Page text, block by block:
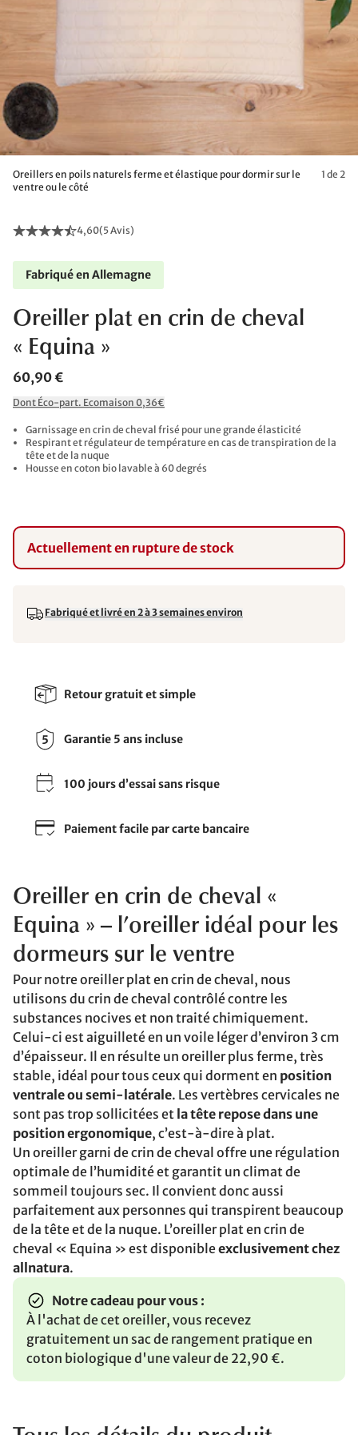
Oreillers en poils naturels ferme et élastique pour dormir sur le
ventre ou le côté
1 de 2
4,60(5 Avis)
Fabriqué en Allemagne
Oreiller plat en crin de cheval
« Equina »
60,90 €
Dont Éco-part. Ecomaison 0,36€
Garnissage en crin de cheval frisé pour une grande élasticité
Respirant et régulateur de température en cas de transpiration de la
tête et de la nuque
Housse en coton bio lavable à 60 degrés
Actuellement en rupture de stock
Fabriqué et livré en 2 à 3 semaines environ
Retour gratuit et simple
Garantie 5 ans incluse
100 jours d’essai sans risque
Paiement facile par carte bancaire
Oreiller en crin de cheval «
Equina » – l’oreiller idéal pour les
dormeurs sur le ventre
Pour notre oreiller plat en crin de cheval, nous
utilisons du crin de cheval contrôlé contre les
substances nocives et non traité chimiquement.
Celui-ci est aiguilleté en un voile léger d’environ 3 cm
d’épaisseur. Il en résulte un oreiller plus ferme, très
stable, idéal pour tous ceux qui dorment en position
ventrale ou semi-latérale. Les vertèbres cervicales ne
sont pas trop sollicitées et la tête repose dans une
position ergonomique, c’est-à-dire à plat.
Un oreiller garni de crin de cheval offre une régulation
optimale de l’humidité et garantit un climat de
sommeil toujours sec. Il convient donc aussi
parfaitement aux personnes qui transpirent beaucoup
de la tête et de la nuque. L’oreiller plat en crin de
cheval « Equina » est disponibleexclusivement chez
allnatura.
Notre cadeau pour vous :
À l'achat de cet oreiller, vous recevez
gratuitement un sac de rangement pratique en
coton biologique d'une valeur de 22,90 €.